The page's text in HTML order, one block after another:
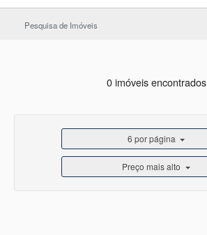
Pesquisa de Imóveis
0 imóveis encontrados
6 por página
Preço mais alto